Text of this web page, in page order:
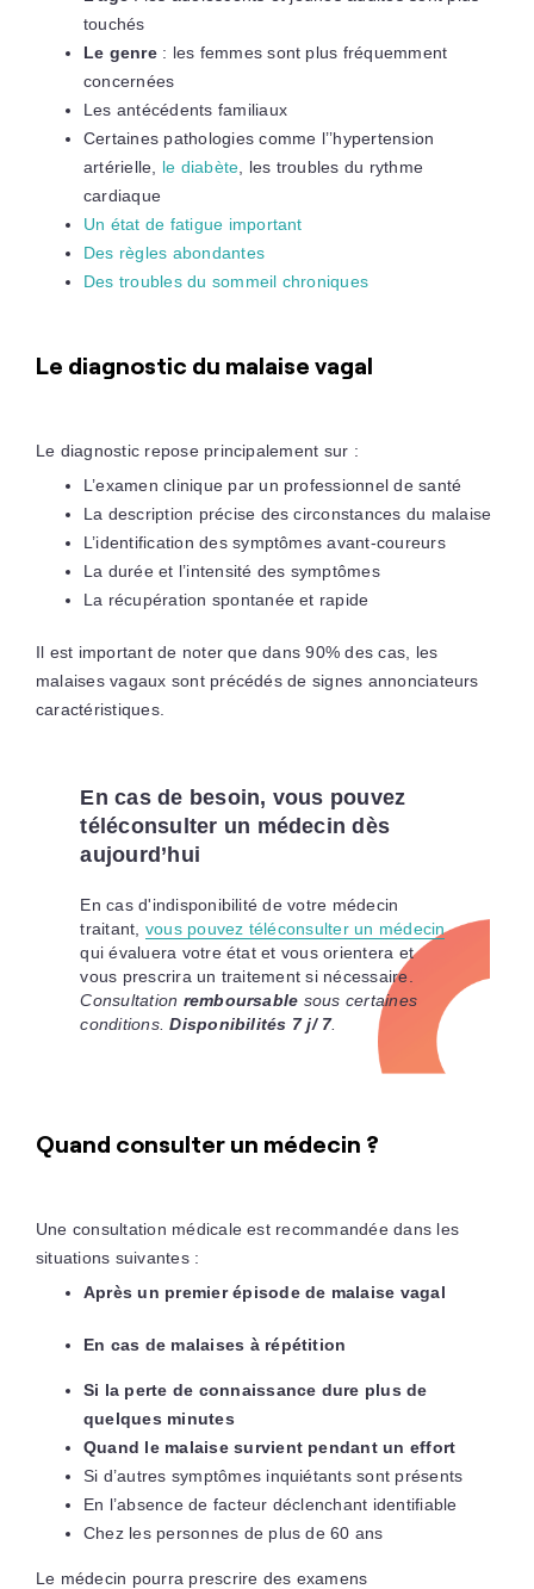
touchés
Le genre: les femmes sont plus fréquemment
concernées
Les antécédents familiaux
Certaines pathologies comme l’’hypertension
artérielle, le diabète , les troubles du rythme
cardiaque
Un état de fatigue important
Des règles abondantes
Des troubles du sommeil chroniques
Le diagnostic du malaise vagal
Le diagnostic repose principalement sur :
L’examen clinique par un professionnel de santé
La description précise des circonstances du malaise
L’identification des symptômes avant-coureurs
La durée et l’intensité des symptômes
La récupération spontanée et rapide
Il est important de noter que dans 90% des cas, les
malaises vagaux sont précédés de signes annonciateurs
caractéristiques.
En cas de besoin, vous pouvez
téléconsulter un médecin dès
aujourd’hui
En cas d'indisponibilité de votre médecin
traitant, vous pouvez téléconsulter un médecin
qui évaluera votre état et vous orientera et
vous prescrira un traitement si nécessaire.
Consultation remboursable sous certaines
conditions.Disponibilités 7 j/ 7.
Quand consulter un médecin ?
Une consultation médicale est recommandée dans les
situations suivantes :
Après un premier épisode de malaise vagal
En cas de malaises à répétition
Si la perte de connaissance dure plus de
quelques minutes
Quand le malaise survient pendant un effort
Si d’autres symptômes inquiétants sont présents
En l’absence de facteur déclenchant identifiable
Chez les personnes de plus de 60 ans
Le médecin pourra prescrire des examens